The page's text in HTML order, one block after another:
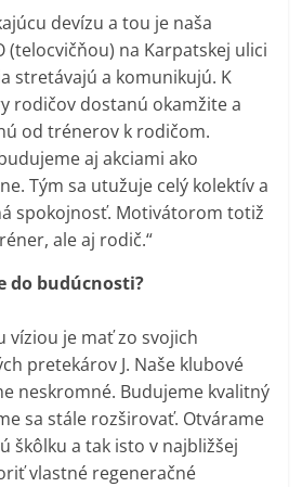
devízu a tou je naša
(telocvičňou) na Karpatskej ulici
stretávajú a komunikujú. K
rodičov dostanú okamžite a
od trénerov k rodičom.
aj akciami ako
Tým sa utužuje celý kolektív a
spokojnosť. Motivátorom totiž
ale aj rodič.“
do budúcnosti?
víziou je mať zo svojich
pretekárov J. Naše klubové
neskromné. Budujeme kvalitný
sa stále rozširovať. Otvárame
škôlku a tak isto v najbližšej
vlastné regeneračné